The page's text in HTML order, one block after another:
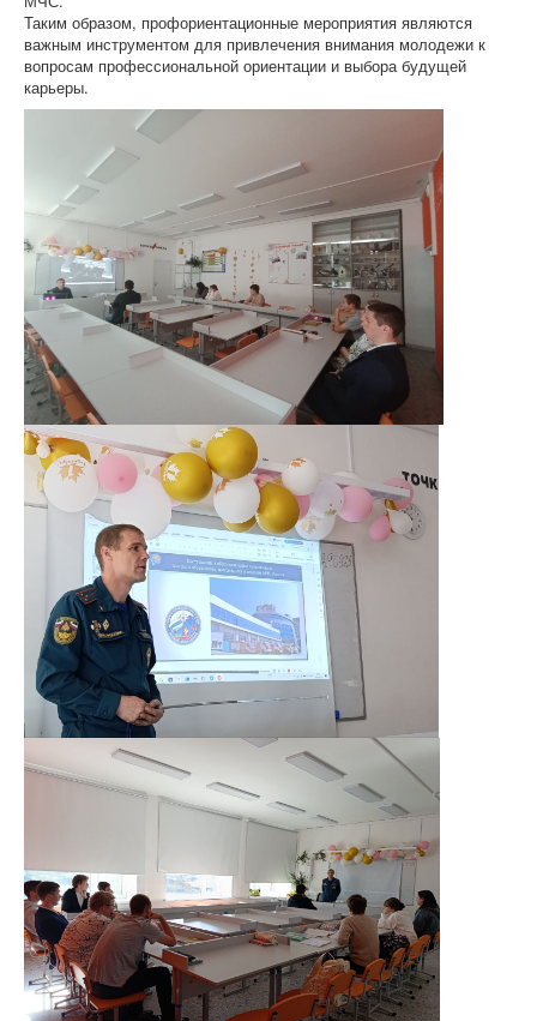
Таким образом, профориентационные мероприятия являются
важным инструментом для привлечения внимания молодежи к
вопросам профессиональной ориентации и выбора будущей
карьеры.